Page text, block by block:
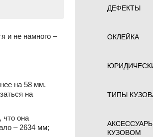
и не намного –
на 58 мм.
на
что она
– 2634 мм;
ДЕФЕКТЫ
ОКЛЕЙКА
ТИПЫ
КУЗОВОМ